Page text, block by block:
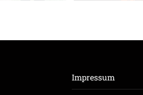
Impressum